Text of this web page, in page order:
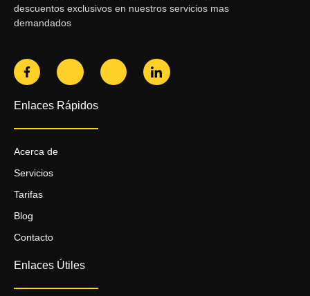
descuentos exclusivos en nuestros servicios mas
demandados
Enlaces Rápidos
Acerca de
Servicios
Tarifas
Blog
Contacto
Enlaces Útiles